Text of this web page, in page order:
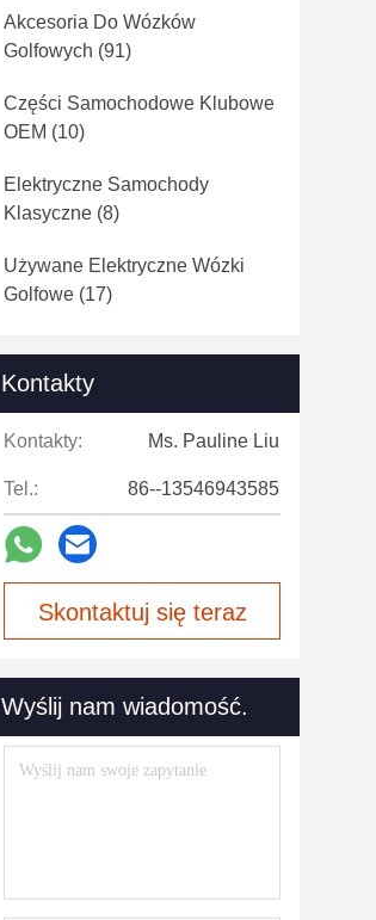
Akcesoria Do Wózków
Golfowych (91)
Części Samochodowe Klubowe
OEM (10)
Elektryczne Samochody
Klasyczne (8)
Używane Elektryczne Wózki
Golfowe (17)
Kontakty
Kontakty: Ms. Pauline Liu
Tel.: 86--13546943585
Skontaktuj się teraz
Wyślij nam wiadomość.